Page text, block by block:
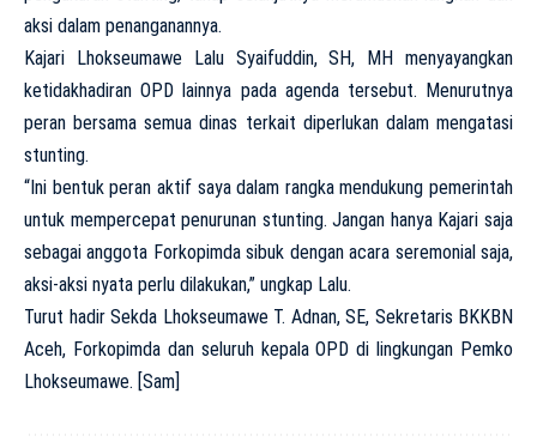
aksi dalam penanganannya.
Kajari Lhokseumawe Lalu Syaifuddin, SH, MH menyayangkan
ketidakhadiran OPD lainnya pada agenda tersebut. Menurutnya
peran bersama semua dinas terkait diperlukan dalam mengatasi
stunting.
“Ini bentuk peran aktif saya dalam rangka mendukung pemerintah
untuk mempercepat penurunan stunting. Jangan hanya Kajari saja
sebagai anggota Forkopimda sibuk dengan acara seremonial saja,
aksi-aksi nyata perlu dilakukan,” ungkap Lalu.
Turut hadir Sekda Lhokseumawe T. Adnan, SE, Sekretaris BKKBN
Aceh, Forkopimda dan seluruh kepala OPD di lingkungan Pemko
Lhokseumawe. [Sam]